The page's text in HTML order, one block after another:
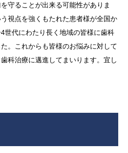
守ることが出来る可能性がありま
視点を強くもたれた患者様が全国か
世代にわたり長く地域の皆様に歯科
。これからも皆様のお悩みに対して
科治療に邁進してまいります。宜し